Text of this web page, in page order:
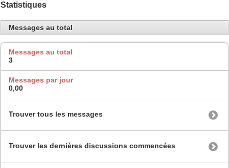
Statistiques
Messages au total
Messages au total
3
Messages par jour
0,00
Trouver tous les messages
Trouver les dernières discussions commencées